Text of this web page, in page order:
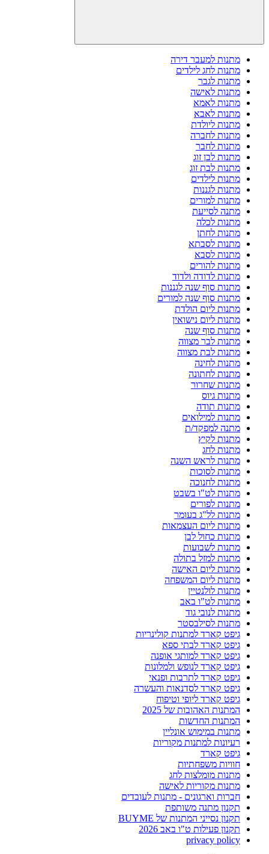
מתנות למעבר דירה
מתנות לחג לילדים
מתנות לגבר
מתנות לאישה
מתנות לאמא
מתנות לאבא
מתנות ליולדת
מתנות לחברה
מתנות לחבר
מתנות לבן זוג
מתנות לבת זוג
מתנות לילדים
מתנות לגננות
מתנות למורים
מתנה לסייעת
מתנות לכלה
מתנות לחתן
מתנות לסבתא
מתנות לסבא
מתנות להורים
מתנות לדודה ולדוד
מתנות סוף שנה לגננות
מתנות סוף שנה למורים
מתנות ליום הולדת
מתנות ליום נישואין
מתנות סוף שנה
מתנות לבר מצווה
מתנות לבת מצווה
מתנות לחינה
מתנות לחתונה
מתנות שחרור
מתנות גיוס
מתנות תודה
מתנות למילואים
מתנה למפקד/ת
מתנות לקיץ
מתנות לחג
מתנות לראש השנה
מתנות לסוכות
מתנות לחנוכה
מתנות לט"ו בשבט
מתנות לפורים
מתנות לל"ג בעומר
מתנות ליום העצמאות
מתנות כחול לבן
מתנות לשבועות
מתנות למזל בתולה
מתנות ליום האישה
מתנות ליום המשפחה
מתנות לולנטיין
מתנות לט"ו באב
מתנות לנובי גוד
מתנות לסילבסטר
גיפט קארד למתנות קולינריות
גיפט קארד לבתי ספא
גיפט קארד למותגי אופנה
גיפט קארד לנופש ולמלונות
גיפט קארד לתרבות ופנאי
גיפט קארד לסדנאות והעשרה
גיפט קארד ליופי וטיפוח
המתנות האהובות של 2025
המתנות החדשות
מתנות במימוש אונליין
רעיונות למתנות מקוריות
גיפט קארד
חוויות משפחתיות
מתנות מומלצות לחג
מתנות מקוריות לאישה
חברות וארגונים - מתנות לעובדים
תקנון מתנה משותפת
תקנון נסייני המתנות של BUYME
תקנון פעילות ט"ו באב 2026
privacy policy